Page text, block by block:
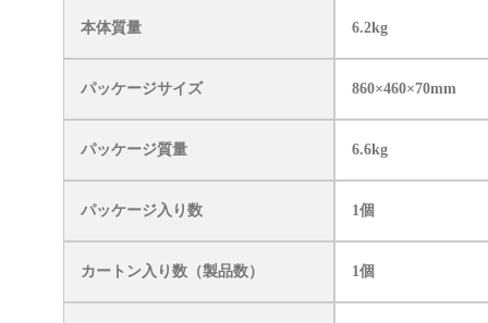
本体質量 6.2kg
パッケージサイズ 860×460×70mm
パッケージ質量 6.6kg
パッケージ入り数 1個
カートン入り数（製品数） 1個